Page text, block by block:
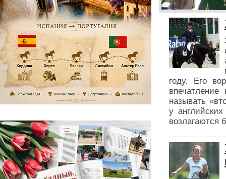
году. Его
называть
у
возлагаются